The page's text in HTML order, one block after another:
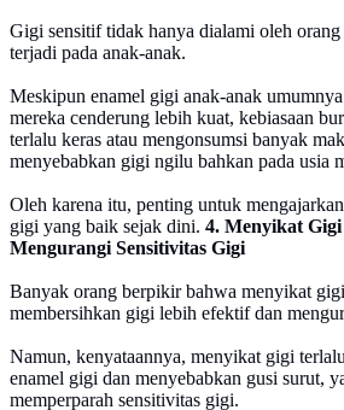
Gigi sensitif tidak hanya dialami oleh orang
terjadi pada anak-anak.
Meskipun enamel gigi anak-anak
mereka cenderung lebih kuat, kebiasaan
terlalu keras atau mengonsumsi banyak
menyebabkan gigi ngilu bahkan pada usia
Oleh karena itu, penting untuk
gigi yang baik sejak dini. 4. Menyikat
Mengurangi Sensitivitas Gigi
Banyak orang berpikir bahwa menyikat
membersihkan gigi lebih efektif dan
Namun, kenyataannya, menyikat gigi
enamel gigi dan menyebabkan gusi surut,
memperparah sensitivitas gigi.